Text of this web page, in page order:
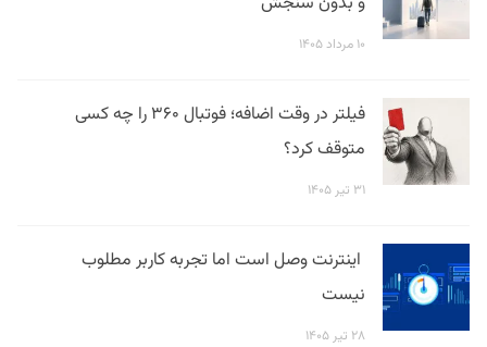
۱۰ مرداد ۱۴۰۵
فیلتر در وقت اضافه؛ فوتبال ۳۶۰ را چه کسی
متوقف کرد؟
۳۱ تیر ۱۴۰۵
اینترنت وصل است اما تجربه کاربر مطلوب
نیست
۲۸ تیر ۱۴۰۵